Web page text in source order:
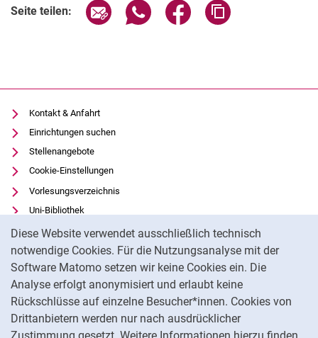
Diese Website verwendet ausschließlich technisch
notwendige Cookies. Für die Nutzungsanalyse mit der
Software Matomo setzen wir keine Cookies ein. Die
Analyse erfolgt anonymisiert und erlaubt keine
Rückschlüsse auf einzelne Besucher*innen. Cookies von
Drittanbietern werden nur nach ausdrücklicher
Seite teilen: Seite über E-Mail teilen
Seite über WhatsApp teilen
Seite über Facebook
Kontakt & Anfahrt
Einrichtungen suchen
Stellenangebote
Cookie-Einstellungen
Vorlesungsverzeichnis
Uni-Bibliothek
Moodle
Panopto
Datenschutz
Barrierefreiheit
Transparenter KI-Einsatz